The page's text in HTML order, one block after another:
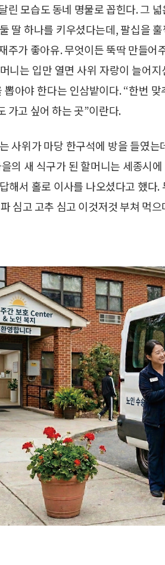
린 모습도 동네 명물로 꼽힌다. 그
딸 하나를 키우셨다는데, 팔십을
주가 좋아유. 무엇이든 뚝딱 만들어
니는 입만 열면 사위 자랑이 늘어
뽑아야 한다는 인삼밭이다. “한번
가고 싶어 하는 곳”이란다.
사위가 마당 한구석에 방을 들였
의 새 식구가 된 할머니는 세종시
해서 홀로 이사를 나오셨다고 했
심고 고추 심고 이것저것 부쳐 먹